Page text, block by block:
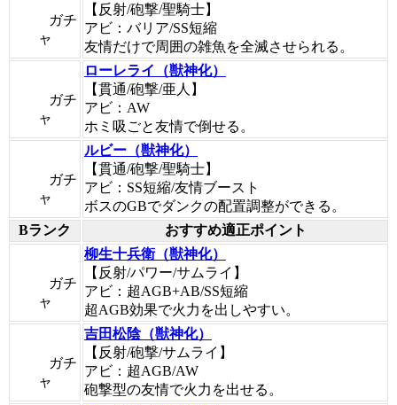
ガチ
ャ
【反射/砲撃/聖騎士】
アビ：バリア/SS短縮
友情だけで周囲の雑魚を全滅させられる。
ガチ
ャ
ローレライ（獣神化）
【貫通/砲撃/亜人】
アビ：AW
ホミ吸ごと友情で倒せる。
ガチ
ャ
ルビー（獣神化）
【貫通/砲撃/聖騎士】
アビ：SS短縮/友情ブースト
ボスのGBでダンクの配置調整ができる。
Bランク
おすすめ適正ポイント
ガチ
ャ
柳生十兵衛（獣神化）
【反射/パワー/サムライ】
アビ：超AGB+AB/SS短縮
超AGB効果で火力を出しやすい。
ガチ
ャ
吉田松陰（獣神化）
【反射/砲撃/サムライ】
アビ：超AGB/AW
砲撃型の友情で火力を出せる。